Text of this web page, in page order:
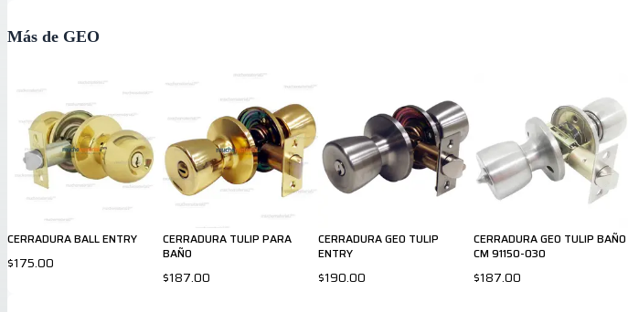
Más de GEO
CERRADURA BALL ENTRY
$175.00
CERRADURA TULIP PARA
BAÑO
$187.00
CERRADURA GEO TULIP
ENTRY
$190.00
CERRADURA GEO TULIP BAÑO
CM 91150-030
$187.00